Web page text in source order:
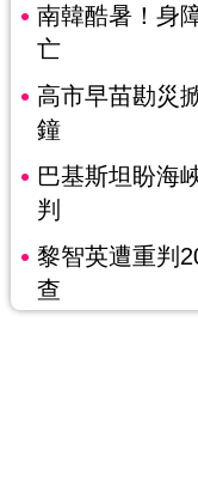
南韓酷暑！身
亡
高市早苗勘災
鐘
巴基斯坦盼海
判
黎智英遭重判
查